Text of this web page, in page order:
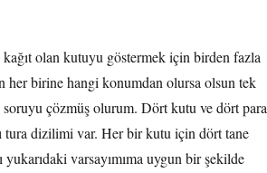
olan kutuyu göstermek için birden fazla
her birine hangi konumdan olursa olsun tek
çözmüş olurum. Dört kutu ve dört para
tura dizilimi var. Her bir kutu için dört tane
varsayımıma uygun bir şekilde